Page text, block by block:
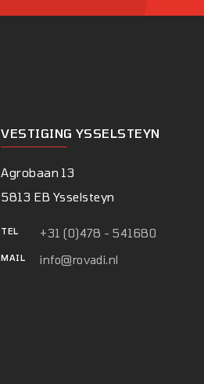
VESTIGING YSSELSTEYN
Agrobaan 13
5813 EB Ysselsteyn
TEL +31 (0)478 - 541680
MAIL info@rovadi.nl